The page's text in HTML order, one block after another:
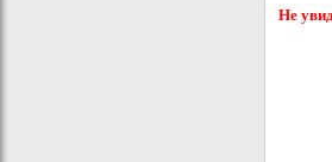
Не